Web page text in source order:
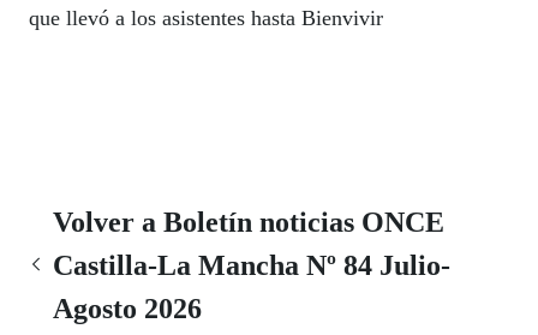
que llevó a los asistentes hasta Bienvivir
Volver a Boletín noticias ONCE
Castilla-La Mancha Nº 84 Julio-
Agosto 2026